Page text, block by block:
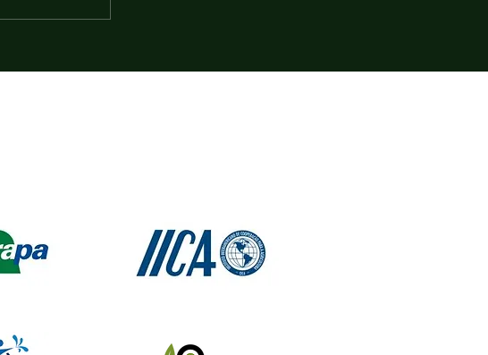
importação sobre algodão; Brasil